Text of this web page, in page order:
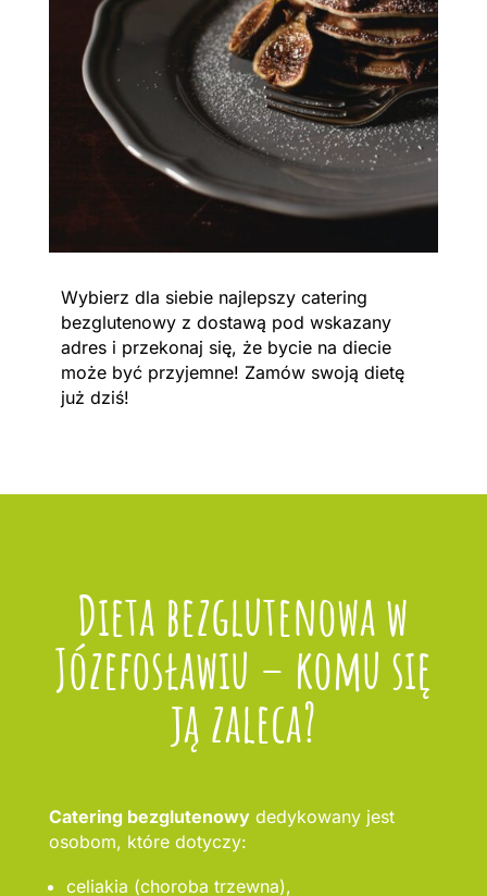
Wybierz dla siebie najlepszy catering
bezglutenowy z dostawą pod wskazany
adres i przekonaj się, że bycie na diecie
może być przyjemne! Zamów swoją dietę
już dziś!
Dieta bezglutenowa w
Józefosławiu – komu się
ją zaleca?
Catering bezglutenowydedykowany jest
osobom, które dotyczy:
celiakia (choroba trzewna),